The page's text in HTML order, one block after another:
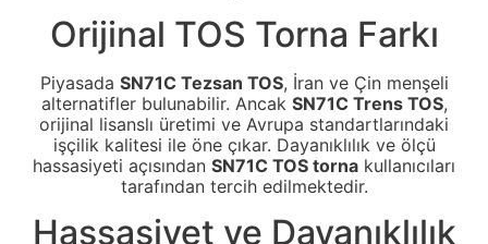
Orijinal TOS Torna Farkı
Piyasada SN71C Tezsan TOS, İran ve Çin menşeli
alternatifler bulunabilir. Ancak SN71C Trens TOS,
orijinal lisanslı üretimi ve Avrupa standartlarındaki
işçilik kalitesi ile öne çıkar. Dayanıklılık ve ölçü
hassasiyeti açısından SN71C TOS torna kullanıcıları
tarafından tercih edilmektedir.
Hassasiyet ve Dayanıklılık